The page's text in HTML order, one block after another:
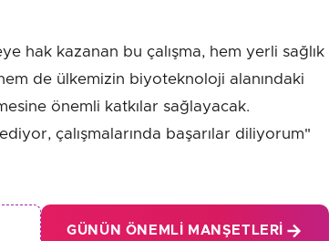
hak kazanan bu çalışma, hem yerli sağlık
de ülkemizin biyoteknoloji alanındaki
önemli katkılar sağlayacak.
çalışmalarında başarılar diliyorum"
GÜNÜN ÖNEMLI MANŞETLERI